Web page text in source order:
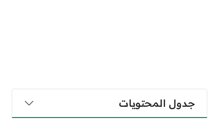
جدول المحتويات